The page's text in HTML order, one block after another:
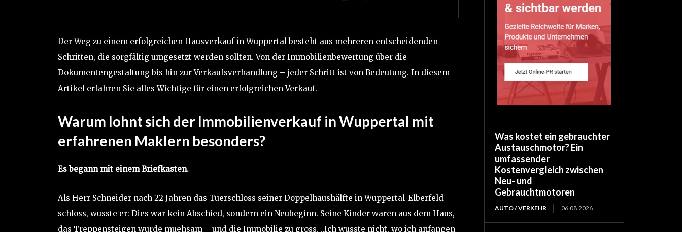
Der Weg zu einem erfolgreichen Hausverkauf in Wuppertal besteht aus mehreren entscheidenden
Schritten, die sorgfältig umgesetzt werden sollten. Von der Immobilienbewertung über die
Dokumentengestaltung bis hin zur Verkaufsverhandlung – jeder Schritt ist von Bedeutung. In diesem
Artikel erfahren Sie alles Wichtige für einen erfolgreichen Verkauf.
Warum lohnt sich der Immobilienverkauf in Wuppertal mit
erfahrenen Maklern besonders?
Es begann mit einem Briefkasten.
Als Herr Schneider nach 22 Jahren das Tuerschloss seiner Doppelhaushälfte in Wuppertal-Elberfeld
schloss, wusste er: Dies war kein Abschied, sondern ein Neubeginn. Seine Kinder waren aus dem Haus,
das Treppensteigen wurde muehsam – und die Immobilie zu gross. „Ich wusste nicht, wo ich anfangen
Was kostet ein gebrauchter
Austauschmotor? Ein
umfassender
Kostenvergleich zwischen
Neu- und
Gebrauchtmotoren
AUTO / VERKEHR 06.08.2026